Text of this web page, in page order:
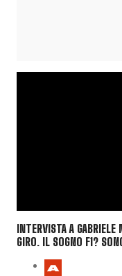
INTERVISTA A
GIRO. IL SOGNO F1?